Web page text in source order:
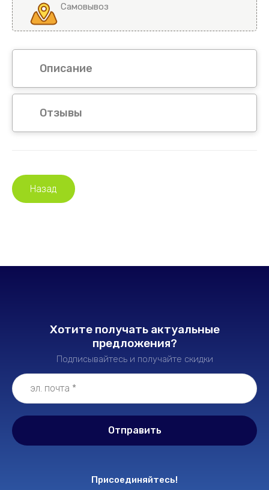
Самовывоз
Описание
Отзывы
Назад
Присоединяйтесь!
Хотите получать актуальные
предложения?
Подписывайтесь и получайте скидки
Отправить